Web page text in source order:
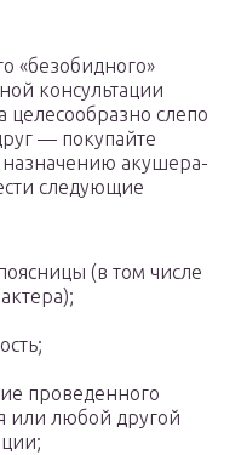
«безобидного»
консультации
целесообразно слепо
— покупайте
назначению акушера-
следующие
(в том числе
проведенного
или любой другой